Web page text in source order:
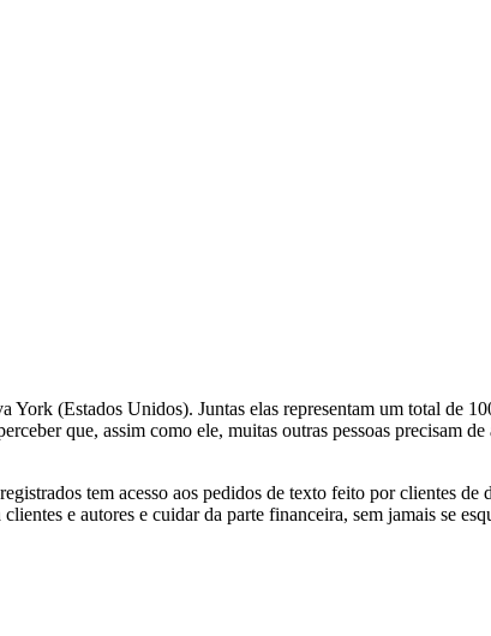
(Estados Unidos). Juntas elas representam um total de
que, assim como ele, muitas outras pessoas precisam
tem acesso aos pedidos de texto feito por clientes de
e autores e cuidar da parte financeira, sem jamais se